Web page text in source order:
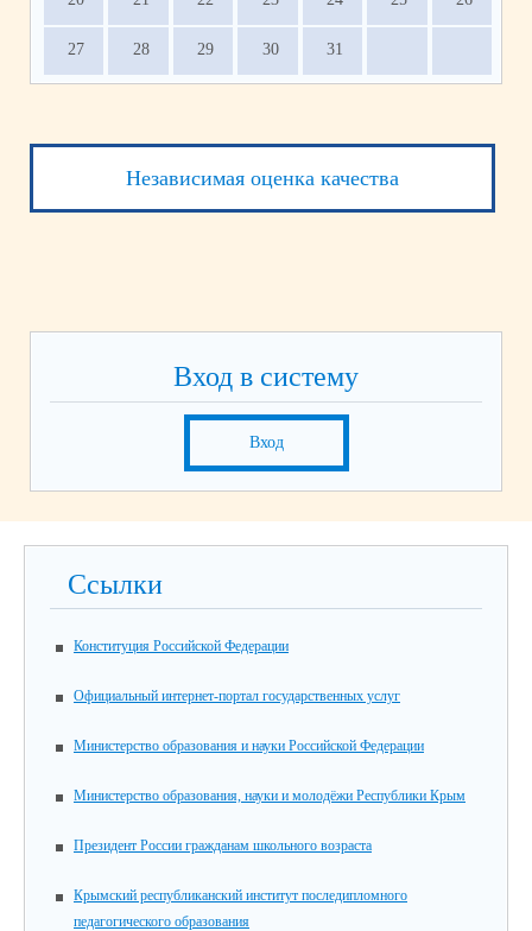
27 28 29 30 31
Независимая оценка качества
Вход в систему
Вход
Ссылки
Конституция Российской Федерации
Официальный интернет-портал государственных услуг
Министерство образования и науки Российской Федерации
Министерство образования, науки и молодёжи Республики Крым
Президент России гражданам школьного возраста
Крымский республиканский институт последипломного
педагогического образования